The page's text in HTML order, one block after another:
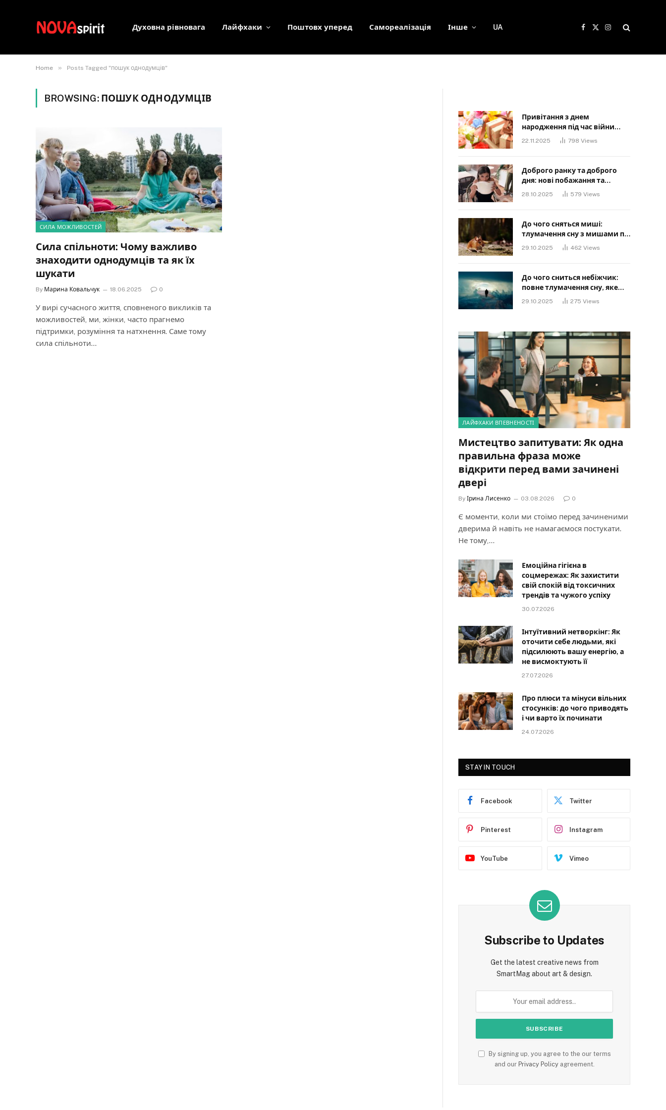
Духовна рівновага Лайфхаки Поштовх уперед Самореалізація Інше UA
Facebook
X
Instagram
Home » Posts Tagged "пошук однодумців"
BROWSING: ПОШУК ОДНОДУМЦІВ
СИЛА МОЖЛИВОСТЕЙ
Сила спільноти: Чому важливо
знаходити однодумців та як їх
шукати
By Марина Ковальчук 18.06.2025 0
У вирі сучасного життя, сповненого викликів та
можливостей, ми, жінки, часто прагнемо
підтримки, розуміння та натхнення. Саме тому
сила спільноти…
Привітання з днем
народження під час війни
своїми словами: Слова, що
22.11.2025 798 Views
Доброго ранку та доброго
дня: нові побажання та
картинки для близьких
28.10.2025 579 Views
До чого сняться миші:
тлумачення сну з мишами по
29.10.2025 462 Views
До чого сниться небіжчик:
повне тлумачення сну, яке
має знати кожен
29.10.2025 275 Views
ЛАЙФХАКИ ВПЕВНЕНОСТІ
Мистецтво запитувати: Як одна
правильна фраза може
відкрити перед вами зачинені
двері
By Ірина Лисенко 03.08.2026 0
Є моменти, коли ми стоїмо перед зачиненими
дверима й навіть не намагаємося постукати.
Не тому,…
Емоційна гігієна в
соцмережах: Як захистити
свій спокій від токсичних
трендів та чужого успіху
30.07.2026
Інтуїтивний нетворкінг: Як
оточити себе людьми, які
підсилюють вашу енергію, а
не висмоктують її
27.07.2026
Про плюси та мінуси вільних
стосунків: до чого приводять
і чи варто їх починати
24.07.2026
STAY IN TOUCH
Facebook Twitter
Pinterest Instagram
YouTube Vimeo
Subscribe to Updates
Get the latest creative news from
SmartMag about art & design.
By signing up, you agree to the our terms
and our Privacy Policyagreement.